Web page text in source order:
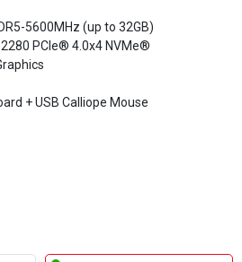
5600MHz (up to 32GB)
2280 PCIe® 4.0x4 NVMe®
+ USB Calliope Mouse